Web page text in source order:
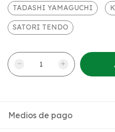
TADASHI YAMAGUCHI
SATORI TENDO
Medios de pago